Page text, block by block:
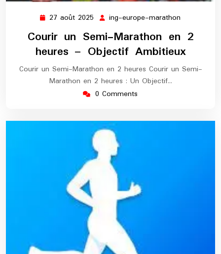
27 août 2025 27
août
2025
ing-europe-marathon
europe-
marathon
Courir un Semi-Marathon en 2
heures – Objectif Ambitieux
Courir un Semi-Marathon en 2 heures Courir un Semi-
Marathon en 2 heures : Un Objectif…
0 Comments